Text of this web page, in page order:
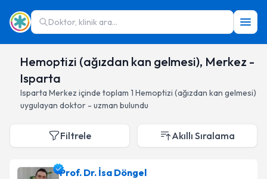
Doktor, klinik ara...
Hemoptizi (ağızdan kan gelmesi), Merkez -
Isparta
Isparta Merkez içinde toplam 1 Hemoptizi (ağızdan kan gelmesi)
uygulayan doktor - uzman bulundu
Filtrele Akıllı Sıralama
Prof. Dr. İsa Döngel